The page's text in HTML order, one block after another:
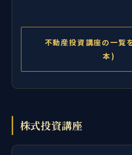
不動産投資講座の一覧
本)
株式投資講座